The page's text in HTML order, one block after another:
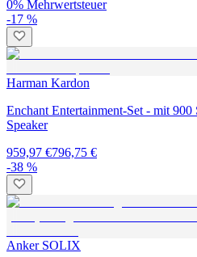
0% Mehrwertsteuer
-17 %
Harman Kardon
Enchant Entertainment-Set - mit
Speaker
959,97 €796,75 €
-38 %
Anker SOLIX